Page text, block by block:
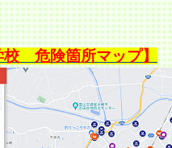
校 危険箇所マップ】